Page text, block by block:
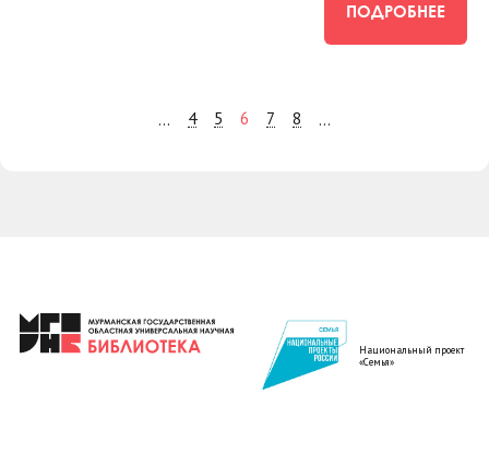
ПОДРОБНЕЕ
... 4 5 6 7 8 ...
Национальный проект
«Семья»